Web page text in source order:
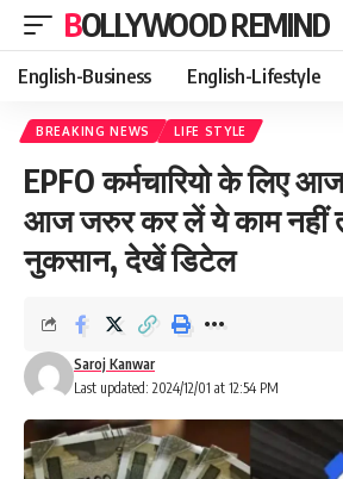
BOLLYWOOD REMIND
English-Business English-Lifestyle
BREAKING NEWS LIFE STYLE
EPFO कर्मचारियो के लिए
आज जरुर कर लें ये काम नहीं तो
नुकसान, देखें डिटेल
Last updated: 2024/12/01 at 12:54 PM
Saroj Kanwar